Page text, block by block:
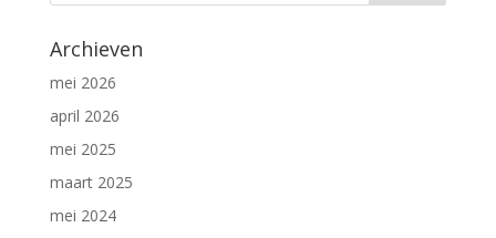
Archieven
mei 2026
april 2026
mei 2025
maart 2025
mei 2024